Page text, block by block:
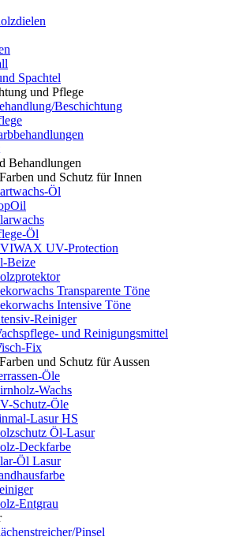
Spachtel
und Pflege
Beschichtung
Behandlungen
und Schutz für Innen
Öl
Öl
UV-Protection
Beize
Transparente Töne
Intensive Töne
Reiniger
und Reinigungsmittel
Fix
und Schutz für Aussen
Öle
Wachs
Schutz-Öle
Lasur HS
Öl-Lasur
Deckfarbe
Öl Lasur
Entgrau
Pinsel